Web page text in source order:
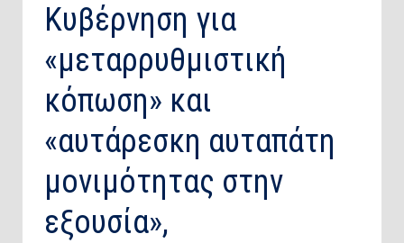
Κυβέρνηση για
«μεταρρυθμιστική
κόπωση» και
«αυτάρεσκη αυταπάτη
μονιμότητας στην
εξουσία»,